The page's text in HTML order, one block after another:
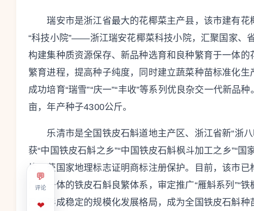
💬
评论
❤
瑞安市是浙江省最大的花椰菜主产县，该市建有花
“科技小院”——浙江瑞安花椰菜科技小院，汇聚国家、
构建集种质资源保存、新品种选育和良种繁育于一体
繁育进程，提高种子纯度，同时建立蔬菜种苗标准化生
成功培育“瑞雪”“庆一”“丰收”等系列优良杂交一代新品
亩，年产种子4300公斤。
乐清市是全国铁皮石斛道地主产区、浙江省新“浙八
获“中国铁皮石斛之乡”“中国铁皮石斛枫斗加工之乡”“
片，获国家地理标志证明商标注册保护。目前，该市
广于一体的铁皮石斛良繁体系，审定推广“雁斛系列”“
产业形成稳定的规模化发展格局，成为全国铁皮石斛